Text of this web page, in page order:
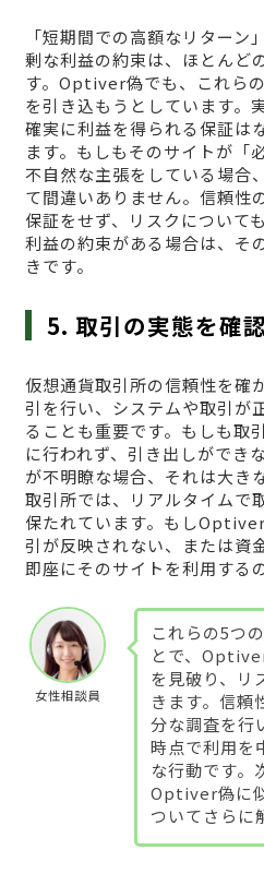
「短期間での高額なリターン
剰な利益の約束は、ほとんど
す。Optiver偽でも、これら
を引き込もうとしています。
確実に利益を得られる保証は
ます。もしもそのサイトが「
不自然な主張をしている場合
て間違いありません。信頼性
保証をせず、リスクについて
利益の約束がある場合は、そ
きです。
5. 取引の実態を確
仮想通貨取引所の信頼性を確
引を行い、システムや取引が
ることも重要です。もしも取
に行われず、引き出しができ
が不明瞭な場合、それは大き
取引所では、リアルタイムで
保たれています。もし
引が反映されない、または資
即座にそのサイトを利用する
女性相談員
これらの5つ
とで、
を見破り、リ
きます。信頼
分な調査を行
時点で利用を
な行動です。
Optiver偽に
ついてさらに